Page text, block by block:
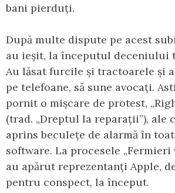
bani pierduți.
După multe dispute pe acest
au ieșit, la începutul deceniului
Au lăsat furcile și tractoarele și
pe telefoane, să sune avocați.
pornit o mișcare de protest,
(trad. „Dreptul la reparații”), ale
aprins beculețe de alarmă în
software. La procesele „Fermieri
au apărut reprezentanți Apple,
pentru conspect, la început.